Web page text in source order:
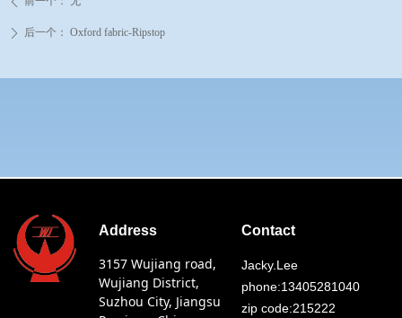
ꄲ 后一个： Oxford fabric-Ripstop
Address
3157 Wujiang road,
Wujiang District,
Suzhou City, Jiangsu
Contact
Jacky.Lee
phone:13405281040
zip code:215222